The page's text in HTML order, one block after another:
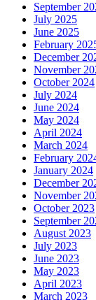
September
July 2025
June 2025
February
December
November
October 2024
July 2024
June 2024
May 2024
April 2024
March 2024
February
January 2024
December
November
October 2023
September
August 2023
July 2023
June 2023
May 2023
April 2023
March 2023